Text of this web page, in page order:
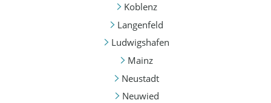
Koblenz
Langenfeld
Ludwigshafen
Mainz
Neustadt
Neuwied